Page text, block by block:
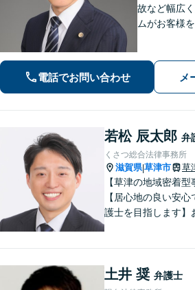
故など幅広
ムがお客様
電話でお問い合わせ メ
若松 辰太郎 弁
くさつ総合法律事務所
滋賀県|草津市 草
【草津の地域密着型
【居心地の良い安心
護士を目指します】
大規模事務所にはで
土井 奨 弁護士